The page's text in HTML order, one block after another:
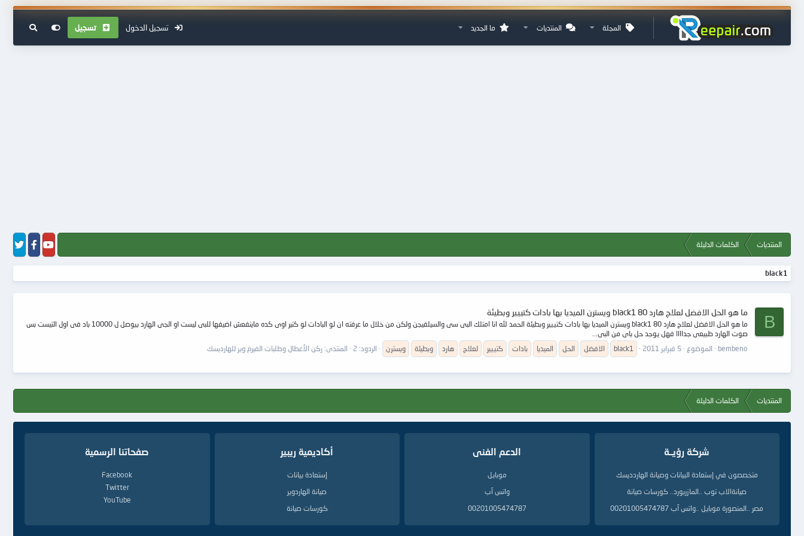
المجلة المنتديات ما الجديد تسجيل الدخول تسجيل
المنتديات الكلمات الدليلة
black1
B
ما هو الحل الافضل لعلاج هارد 80 black1 ويسترن الميديا بها بادات كتييير وبطيئة
ما هو الحل الافضل لعلاج هارد 80 black1 ويسترن الميديا بها بادات كتييير وبطيئة الحمد لله انا امتلك البى سى والسيلفيجن ولكن من خلال ما عرفته ان لو البادات لو كتير اوى كده ماينفعش اضيفها للبى ليست او الجى الهارد بيوصل ل 10000 باد فى اول التيست بس
صوت الهارد طبيعى جداااا فهل يوجد حل باى من البى...
bembeno
الموضوع 5 فبراير 2011 black1 الافضل الحل الميديا بادات كتييير لعلاج هارد وبطيئة ويسترن الردود: 2 المنتدى: ركن الأعطال وطلبات الفيرم وير للهارديسك
المنتديات الكلمات الدليلة
شركة رؤيــة
متخصصون في إستعادة البيانات وصيانة الهاردديسك
صيانةالاب توب ..المازربورد.. كورسات صيانة
مصر ..المنصورة موبايل ..واتس آب 00201005474787
الدعم الفنى
موبايل
واتس آب
00201005474787
أكاديمية ريبير
إستعادة بيانات
صيانة الهاردوير
كورسات صيانة
صفحاتنا الرسمية
Facebook
Twitter
YouTube